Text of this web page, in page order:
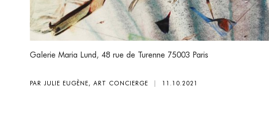
Galerie Maria Lund , 48 rue de Turenne 75003 Paris
PAR JULIE EUGÈNE, ART CONCIERGE | 11.10.2021